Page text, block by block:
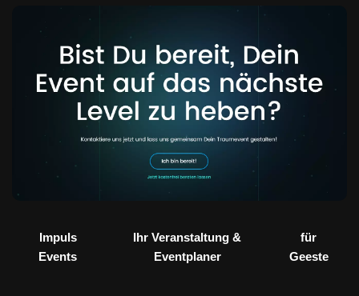
Impuls
Events
Ihr Veranstaltung &
Eventplaner
für
Geeste